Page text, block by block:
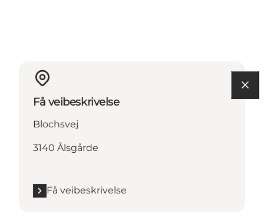
Få veibeskrivelse
Blochsvej
3140 Ålsgårde
Få veibeskrivelse